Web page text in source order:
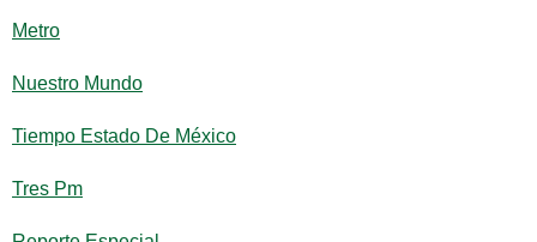
Metro
Nuestro Mundo
Tiempo Estado De México
Tres Pm